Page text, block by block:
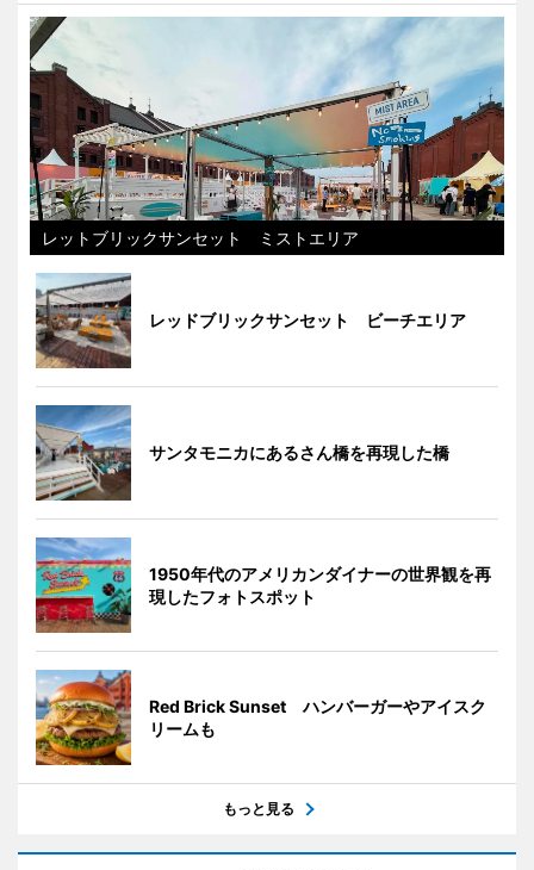
レットブリックサンセット ミストエリア
レッドブリックサンセット ビーチエリア
サンタモニカにあるさん橋を再現した橋
1950年代のアメリカンダイナーの世界観を再
現したフォトスポット
Red Brick Sunset ハンバーガーやアイスク
リームも
もっと見る